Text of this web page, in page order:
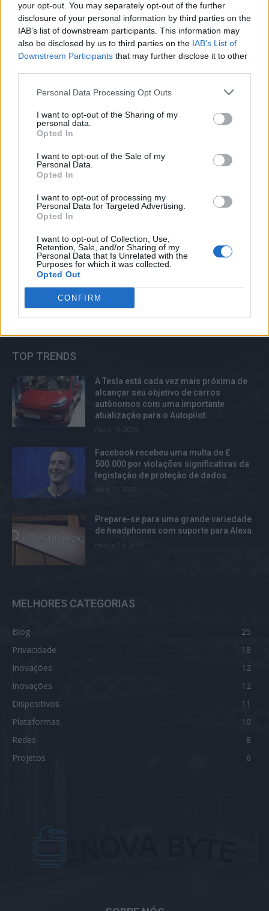
your opt-out. You may separately opt-out of the further
disclosure of your personal information by third parties on the
IAB’s list of downstream participants. This information may
also be disclosed by us to third parties on the IAB’s List of
Downstream Participants that may further disclose it to other
Personal Data Processing Opt Outs
I want to opt-out of the Sharing of my
personal data.
Opted In
I want to opt-out of the Sale of my
Personal Data.
Opted In
I want to opt-out of processing my
Personal Data for Targeted Advertising.
Opted In
I want to opt-out of Collection, Use,
Retention, Sale, and/or Sharing of my
Personal Data that Is Unrelated with the
Purposes for which it was collected.
Opted Out
CONFIRM
Facebook reconhece que não tomou
medidas adequadas para prevenir a
disseminação de conteúdo violento em
Myanmar.
setembro 15, 2025
MELHORES DO DIA
privadas de 81.000 contas do Facebook.
Agora é mais simples identificar quem
março 16, 2025
previamente sobre possíveis golpes
relacionados a assinaturas de telefone.
TOP TRENDS
A Tesla está cada vez mais próxima de
alcançar seu objetivo de carros
autônomos com uma importante
atualização para o Autopilot.
maio 13, 2025
Facebook recebeu uma multa de £
500.000 por violações significativas da
legislação de proteção de dados.
abril 12, 2025
Prepare-se para uma grande variedade
de headphones com suporte para Alexa.
março 16, 2025
MELHORES CATEGORIAS
Blog
25
Privacidade
18
Inovações
12
Inovações
12
Dispositivos
11
Plataformas
10
Redes
8
Projetos
6